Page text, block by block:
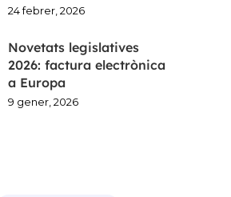
24 febrer, 2026
Novetats legislatives
2026: factura electrònica
a Europa
9 gener, 2026